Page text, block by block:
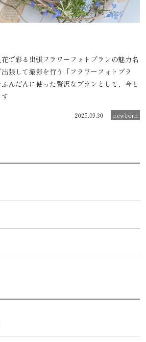
で彩る出張フラワーフォトプランの魅力名
張して撮影を行う「フラワーフォトプラ
んだんに使った贅沢なプランとして、今と
2025.09.30 newborn